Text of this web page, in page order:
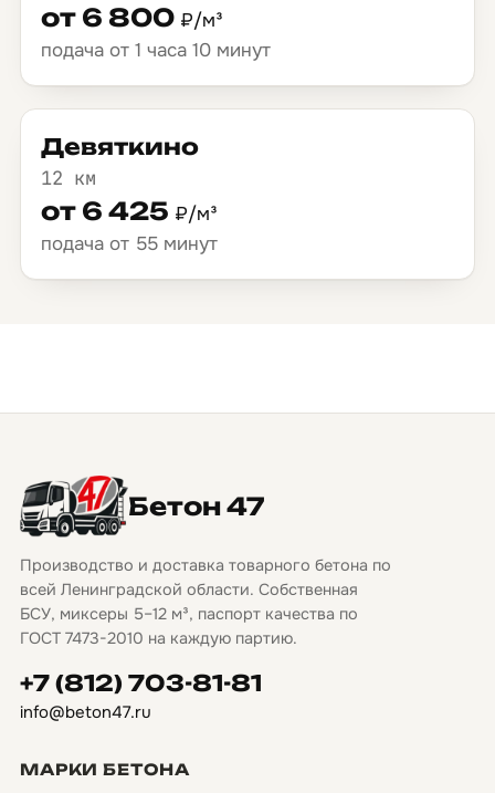
от 6 800 ₽/м³
подача от 1 часа 10 минут
Девяткино
12 км
от 6 425 ₽/м³
подача от 55 минут
Бетон 47
Производство и доставка товарного бетона по
всей Ленинградской области. Собственная
БСУ, миксеры 5–12 м³, паспорт качества по
ГОСТ 7473-2010 на каждую партию.
+7 (812) 703-81-81
info@beton47.ru
МАРКИ БЕТОНА